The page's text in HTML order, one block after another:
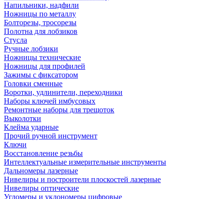
Напильники, надфили
Ножницы по металлу
Болторезы, тросорезы
Полотна для лобзиков
Стусла
Ручные лобзики
Ножницы технические
Ножницы для профилей
Зажимы с фиксатором
Головки сменные
Воротки, удлинители, переходники
Наборы ключей имбусовых
Ремонтные наборы для трещоток
Выколотки
Клейма ударные
Прочий ручной инструмент
Ключи
Восстановление резьбы
Интеллектуальные измерительные инструменты
Дальномеры лазерные
Нивелиры и построители плоскостей лазерные
Нивелиры оптические
Угломеры и уклономеры цифровые